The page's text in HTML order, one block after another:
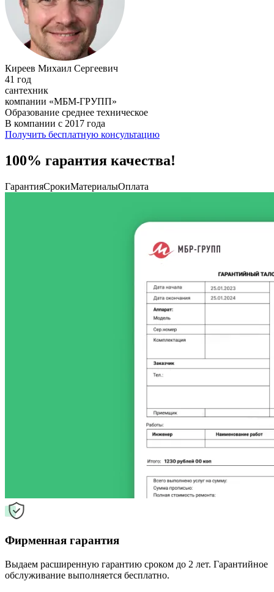
Киреев Михаил Сергеевич
41 год
сантехник
компании «МБМ-ГРУПП»
Образование среднее техническое
В компании с 2017 года
Получить бесплатную консультацию
100% гарантия качества!
ГарантияСрокиМатериалыОплата
Фирменная гарантия
Выдаем расширенную гарантию сроком до 2 лет. Гарантийное
обслуживание выполняется бесплатно.